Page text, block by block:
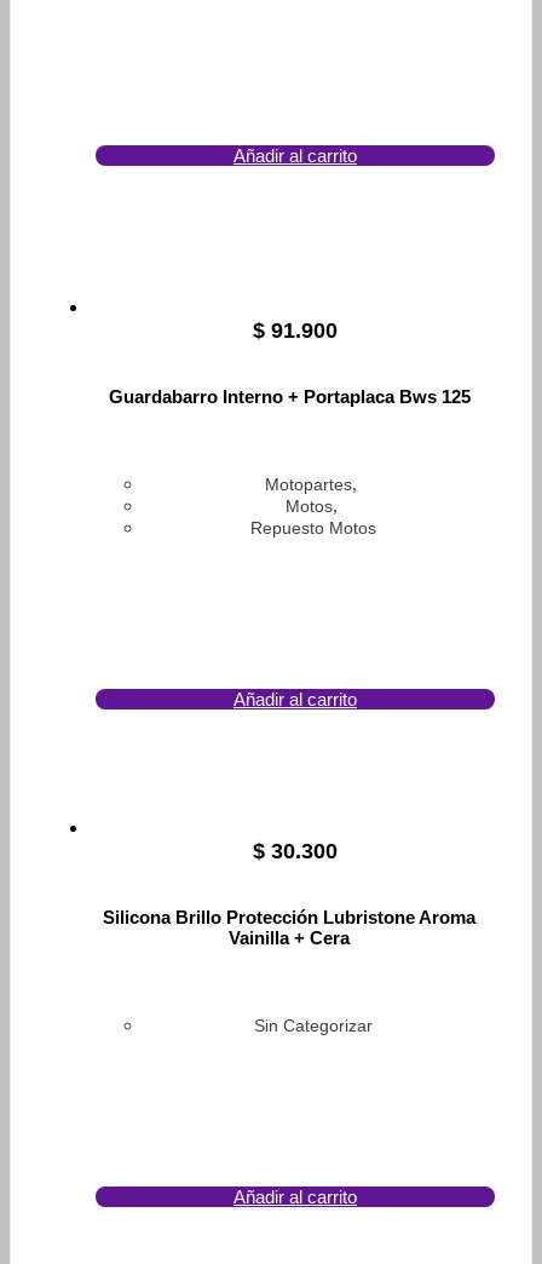
Añadir al carrito
$ 91.900
Guardabarro Interno + Portaplaca Bws 125
Motopartes,
Motos,
Repuesto Motos
Añadir al carrito
$ 30.300
Silicona Brillo Protección Lubristone Aroma
Vainilla + Cera
Sin Categorizar
Añadir al carrito